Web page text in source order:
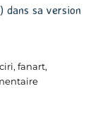
dans sa version
Étiquettes
ciri,fanart,
sur